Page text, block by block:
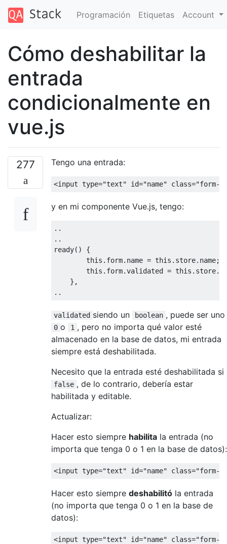
Programación Etiquetas Account
Cómo deshabilitar la
entrada
condicionalmente en
vue.js
277 Tengo una entrada:
<input type="text" id="name" class="form-
y en mi componente Vue.js, tengo:
..
..
ready()
{
this . form. name = this . store. name;
this . form.validated = this . store.
},
..
validated siendo un boolean , puede ser uno
0 o 1 , pero no importa qué valor esté
almacenado en la base de datos, mi entrada
siempre está deshabilitada.
Necesito que la entrada esté deshabilitada si
false , de lo contrario, debería estar
habilitada y editable.
Actualizar:
Hacer esto siempre habilita la entrada (no
importa que tenga 0 o 1 en la base de datos):
<input type="text" id="name" class="form-
Hacer esto siempre deshabilitó la entrada
(no importa que tenga 0 o 1 en la base de
datos):
<input type="text" id="name" class="form-